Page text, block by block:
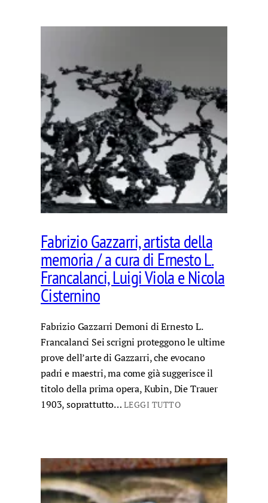
Fabrizio Gazzarri, artista della
memoria / a cura di Ernesto L.
Francalanci, Luigi Viola e Nicola
Cisternino
Fabrizio Gazzarri Demoni di Ernesto L.
Francalanci Sei scrigni proteggono le ultime
prove dell’arte di Gazzarri, che evocano
padri e maestri, ma come già suggerisce il
titolo della prima opera, Kubin, Die Trauer
1903, soprattutto… LEGGI TUTTO